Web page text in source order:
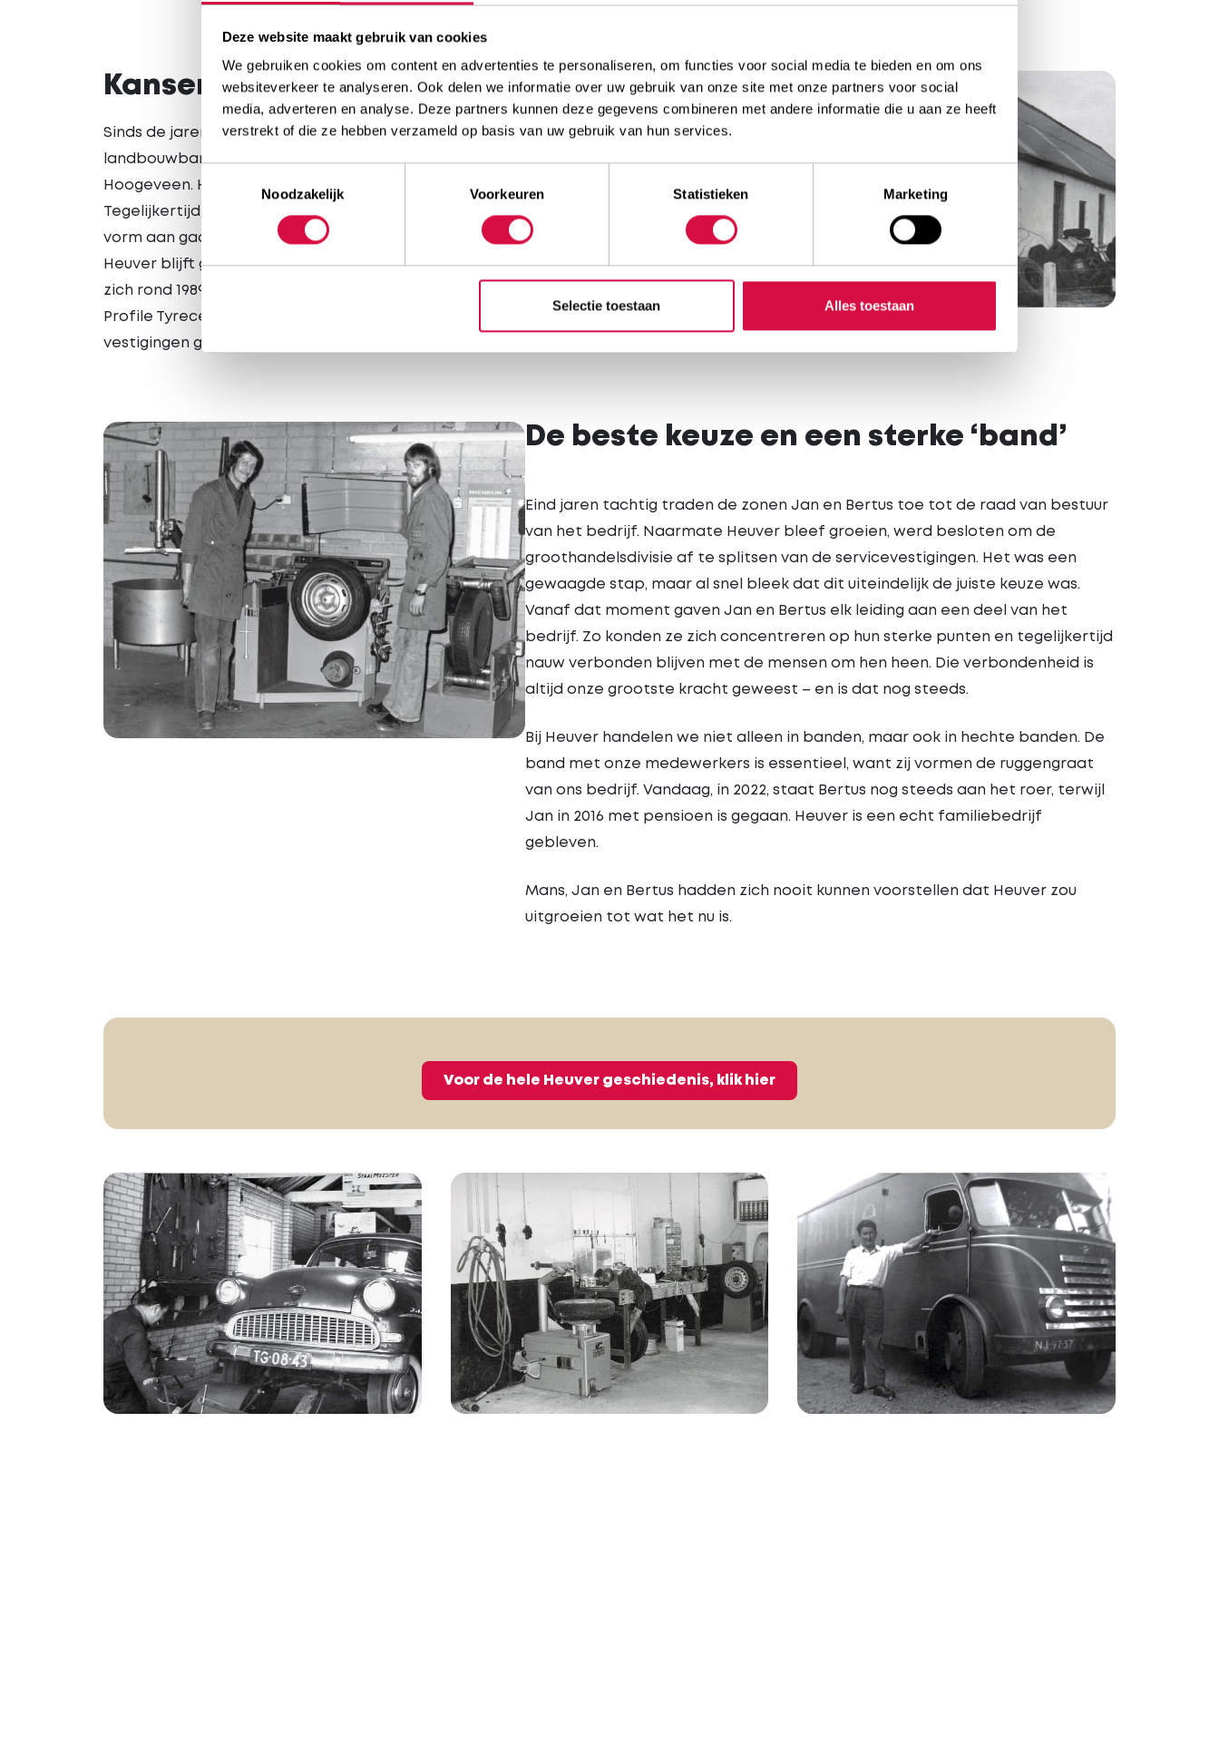
Deze website maakt gebruik van cookies
We gebruiken cookies om content en advertenties te personaliseren, om functies voor social media te bieden en om ons
websiteverkeer te analyseren. Ook delen we informatie over uw gebruik van onze site met onze partners voor social
media, adverteren en analyse. Deze partners kunnen deze gegevens combineren met andere informatie die u aan ze heeft
verstrekt of die ze hebben verzameld op basis van uw gebruik van hun services.
Noodzakelijk
Voorkeuren Statistieken Marketing
Selectie toestaan Alles toestaan
Kansen spreiden
Sinds de jaren ’70 spreidt Heuver de kansen en verkoopt ook
landbouwbanden. In 1980 waagt Mans de gok en koopt hij een pand in
Hoogeveen. Het is het moment dat ook zoon Bertus in het bedrijf komt.
Tegelijkertijd is dit de periode dat de groothandelsactiviteiten een grotere
vorm aan gaan nemen en Heuver specialist wordt in grondverzetbanden.
Heuver blijft groeien en opent steeds meer vestigingen. De familie overweegt
zich rond 1989 aan te sluiten bij een keten. Precies dan krijgen ze contact met
Profile Tyrecenter dat in Nederland wil starten. Heuver gaat ervoor en alle
vestigingen gaan verder onder de naam Profile Tyrecenter Heuver.
De beste keuze en een sterke ‘band’
Eind jaren tachtig traden de zonen Jan en Bertus toe tot de raad van bestuur
van het bedrijf. Naarmate Heuver bleef groeien, werd besloten om de
groothandelsdivisie af te splitsen van de servicevestigingen. Het was een
gewaagde stap, maar al snel bleek dat dit uiteindelijk de juiste keuze was.
Vanaf dat moment gaven Jan en Bertus elk leiding aan een deel van het
bedrijf. Zo konden ze zich concentreren op hun sterke punten en tegelijkertijd
nauw verbonden blijven met de mensen om hen heen. Die verbondenheid is
altijd onze grootste kracht geweest – en is dat nog steeds.
Bij Heuver handelen we niet alleen in banden, maar ook in hechte banden. De
band met onze medewerkers is essentieel, want zij vormen de ruggengraat
van ons bedrijf. Vandaag, in 2022, staat Bertus nog steeds aan het roer, terwijl
Jan in 2016 met pensioen is gegaan. Heuver is een echt familiebedrijf
gebleven.
Mans, Jan en Bertus hadden zich nooit kunnen voorstellen dat Heuver zou
uitgroeien tot wat het nu is.
Voor de hele Heuver geschiedenis, klik hier